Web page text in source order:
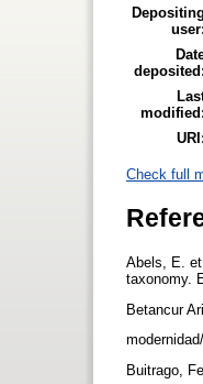
Depositing
user:
deposited:
modified:
URI:
Check full
Abels, E.
taxonomy.
Betancur
Buitrago,